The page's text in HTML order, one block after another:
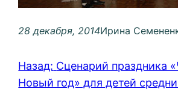
28 декабря, 2014Ирина
Назад: Сценарий праздника
Новый год» для детей